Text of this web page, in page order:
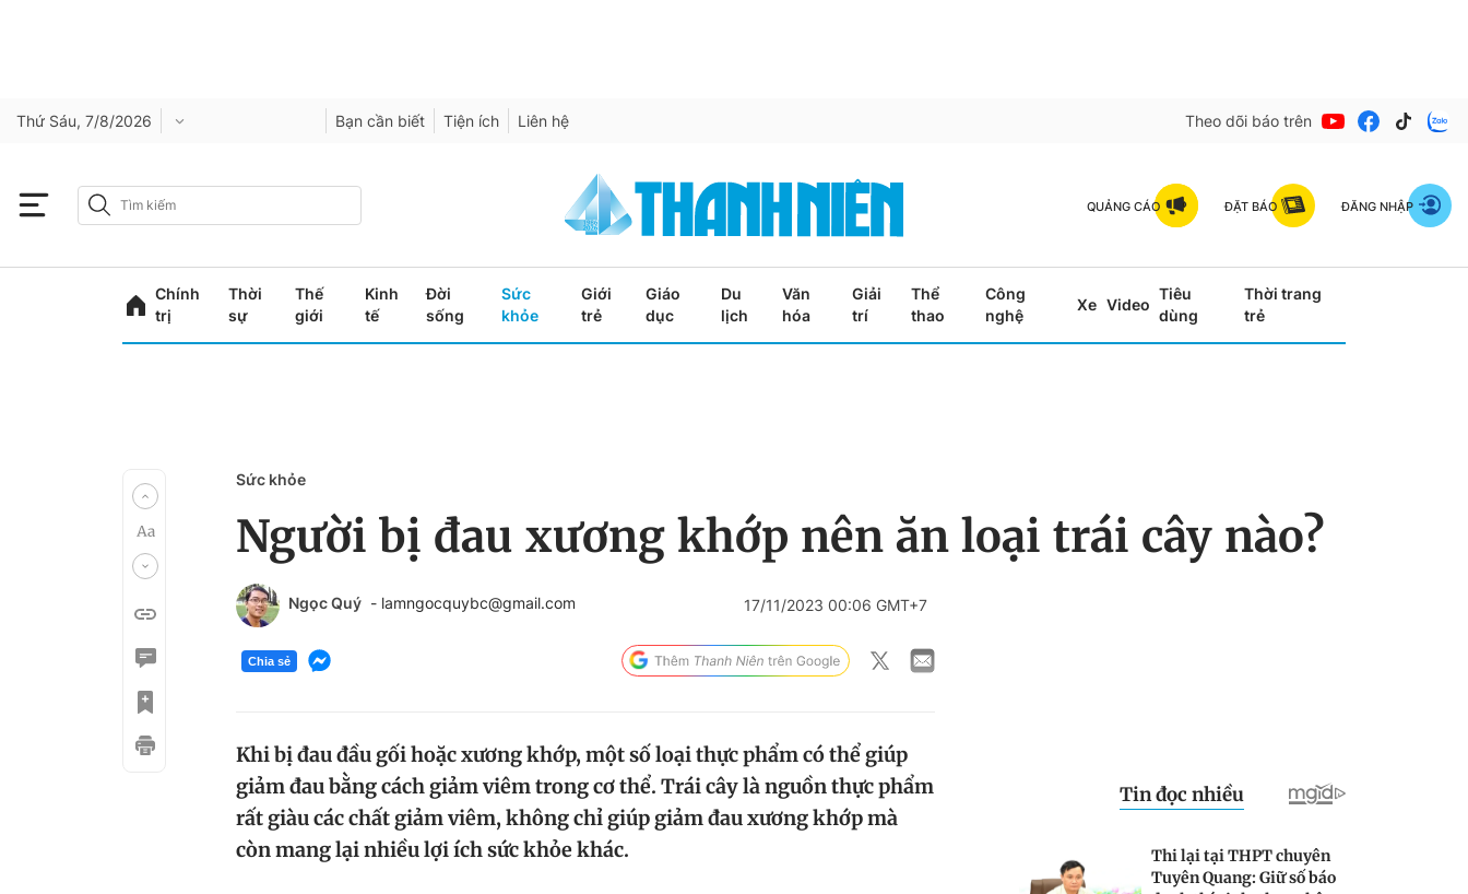
Thứ Sáu, 7/8/2026 Bạn cần biết Tiện ích Liên hệ Theo dõi báo trên
QUẢNG CÁO ĐẶT BÁO ĐĂNG NHẬP
Chính
trị
Thời
sự
Thế
giới
Kinh
tế
Đời
sống
Sức
khỏe
Giới
trẻ
Giáo
dục
Du
lịch
Văn
hóa
Giải
trí
Thể
thao
Công
nghệ
Xe Video
Tiêu
dùng
Thời trang
trẻ
Sức khỏe
Người bị đau xương khớp nên ăn loại trái cây nào?
Ngọc Quý - lamngocquybc@gmail.com 17/11/2023 00:06 GMT+7
Chia sẻ
Khi bị đau đầu gối hoặc xương khớp, một số loại thực phẩm có thể giúp
giảm đau bằng cách giảm viêm trong cơ thể. Trái cây là nguồn thực phẩm
rất giàu các chất giảm viêm, không chỉ giúp giảm đau xương khớp mà
còn mang lại nhiều lợi ích sức khỏe khác.